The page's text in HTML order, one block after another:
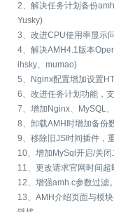
2、解决任务计划备份
Yusky)
3、改进CPU使用率显示
4、解决AMH4.1版本
ihsky、mumao)
5、Nginx配置增加设置
6、改进任务计划功能，
7、增加Nginx、MySQL
8、卸载AMH时增加备份
9、移除旧JS时间插件，
10、增加MySql开启/关闭
11、更改请求官网时间超
12、增强amh.c参数过滤。
13、AMH介绍页面与模